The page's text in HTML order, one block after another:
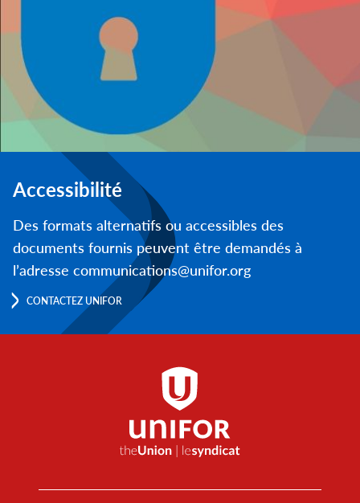
Accessibilité
Des formats alternatifs ou accessibles des
documents fournis peuvent être demandés à
l’adresse communications@unifor.org
CONTACTEZ UNIFOR